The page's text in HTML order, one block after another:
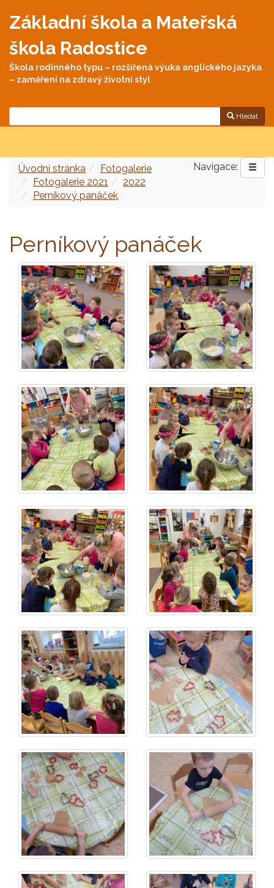
Základní škola a Mateřská
škola Radostice
Škola rodinného typu – rozšířená výuka anglického jazyka
– zaměření na zdravý životní styl
Hledat
Navigace:
Úvodní stránka
Fotogalerie
Fotogalerie 2021
2022
Perníkový panáček
Perníkový panáček